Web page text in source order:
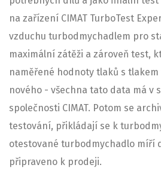
na zařízení CIMAT TurboTest
vzduchu turbodmychadlem pro
maximální zátěži a zároveň test,
naměřené hodnoty tlaků s
nového - všechna tato data má v
společnosti CIMAT. Potom se
testování, přikládají se k
otestované turbodmychadlo míří
připraveno k prodeji.